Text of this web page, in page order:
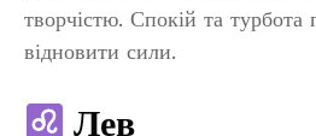
творчістю. Спокій та
відновити сили.
Лев